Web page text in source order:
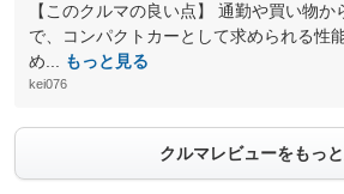
【このクルマの良い点】 通勤や買い物か
で、コンパクトカーとして求められる性
め...
もっと見る
kei076
クルマレビューをもっ